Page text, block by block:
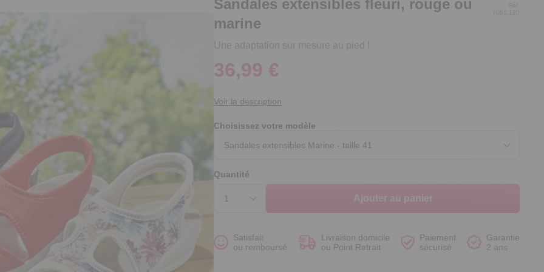
Sandales extensibles fleuri, rouge ou
marine
Une adaptation sur mesure au pied !
Réf.
7061.120
36,99 €
Voir la description
Choisissez votre modèle
Quantité
Ajouter au panier
Satisfait
ou remboursé
Livraison domicile
ou Point Retrait
Paiement
sécurisé
Garantie
2 ans